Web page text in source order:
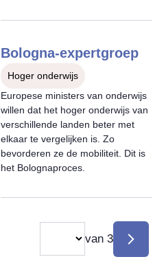
Bologna-expertgroep
Hoger onderwijs
Europese ministers van onderwijs
willen dat het hoger onderwijs van
verschillende landen beter met
elkaar te vergelijken is. Zo
bevorderen ze de mobiliteit. Dit is
het Bolognaproces.
Pagineringvan 3